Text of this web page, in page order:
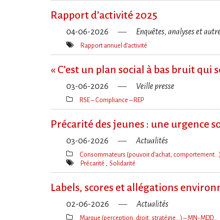
Rapport d​‌’activité 2025
04-06-2026 Enquêtes, analyses et
Mot(s)-
Rapport annuel d’activité
« C​‌’est un plan social à bas bruit
03-06-2026 Veille presse
Thèmes(s)
RSE – Compliance – REP
Précarité des jeunes : une urgence
03-06-2026 Actualités
Thèmes(s)
Consommateurs (pouvoir d’achat,
Mot(s)-
Précarité Solidarité
Labels, scores et allégations
02-06-2026 Actualités
Marque (perception, droit, stratégie…) – MN-MDD…